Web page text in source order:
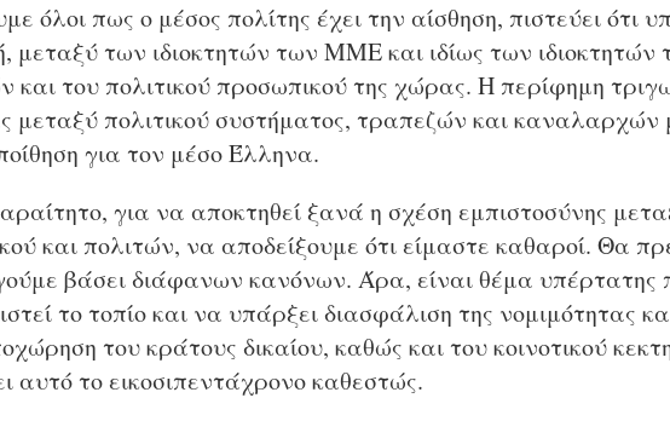
όλοι πως ο μέσος πολίτης έχει την αίσθηση, πιστεύει ότι
μεταξύ των ιδιοκτητών των ΜΜΕ και ιδίως των ιδιοκτητών
και του πολιτικού προσωπικού της χώρας. Η περίφημη
μεταξύ πολιτικού συστήματος, τραπεζών και καναλαρχών
για τον μέσο Έλληνα.
για να αποκτηθεί ξανά η σχέση εμπιστοσύνης
και πολιτών, να αποδείξουμε ότι είμαστε καθαροί. Θα
βάσει διάφανων κανόνων. Άρα, είναι θέμα υπέρτατης
το τοπίο και να υπάρξει διασφάλιση της νομιμότητας
του κράτους δικαίου, καθώς και του κοινοτικού
αυτό το εικοσιπεντάχρονο καθεστώς.